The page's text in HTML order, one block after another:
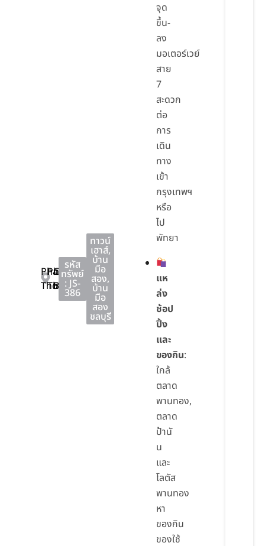
Phan
Thong
Phan
Thong
Chon
Buri
รหัส
ทรัพย์
: JS-
386
ทาวน์
เฮาส์,
บ้าน
มือ
สอง,
บ้าน
มือ
สอง
ชลบุรี
จุด
ขึ้น-
ลง
มอเตอร์เวย์
สาย
7
สะดวก
ต่อ
การ
เดิน
ทาง
เข้า
กรุงเทพฯ
หรือ
ไป
พัทยา
แห
ล่ง
ช้อป
ปิ้ง
และ
ของกิน:
ใกล้
ตลาด
พานทอง,
ตลาด
ป้านั
น
และ
โลตัส
พานทอง
หา
ของกิน
ของใช้